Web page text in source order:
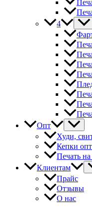
4
Опт
Худи,
Кепки
Печать
Клиентам
Прайс
Отзывы
О нас